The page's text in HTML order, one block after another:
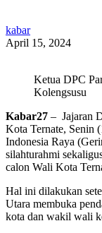
kabar
April 15, 2024
Ketua DPC
Kolengsusu
Kabar27 – Jajaran
Kota Ternate, Senin
Indonesia Raya
silahturahmi
calon Wali Kota
Hal ini dilakukan
Utara membuka
kota dan wakil wali